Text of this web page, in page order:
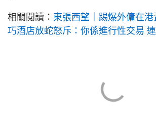
相關閱讀： 東張西望｜踢爆外傭在
巧酒店放蛇怒斥：你係進行性交易